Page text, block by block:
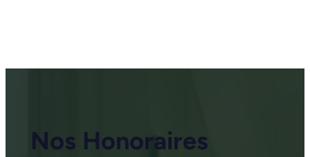
Nos Honoraires